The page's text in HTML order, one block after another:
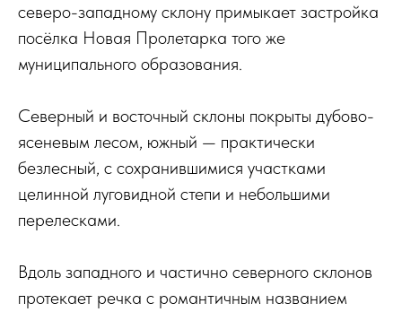
северо-западному склону примыкает застройка
посёлка Новая Пролетарка того же
муниципального образования.
Северный и восточный склоны покрыты дубово-
ясеневым лесом, южный — практически
безлесный, с сохранившимися участками
целинной луговидной степи и небольшими
перелесками.
Вдоль западного и частично северного склонов
протекает речка с романтичным названием